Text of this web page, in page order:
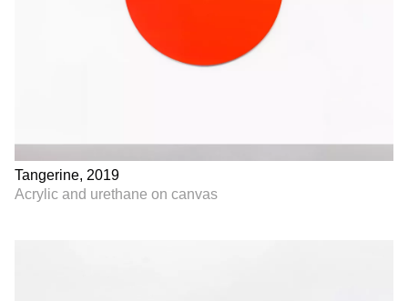
Tangerine, 2019
Acrylic and urethane on canvas